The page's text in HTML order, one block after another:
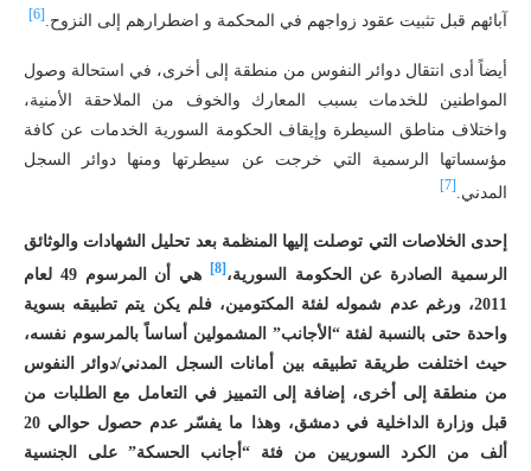
آبائهم قبل تثبيت عقود زواجهم في المحكمة و اضطرارهم إلى النزوح. [6]
أيضاً أدى انتقال دوائر النفوس من منطقة إلى أخرى، في استحالة وصول
المواطنين للخدمات بسبب المعارك والخوف من الملاحقة الأمنية،
واختلاف مناطق السيطرة وإيقاف الحكومة السورية الخدمات عن كافة
مؤسساتها الرسمية التي خرجت عن سيطرتها ومنها دوائر السجل
المدني.
إحدى الخلاصات التي توصلت إليها المنظمة بعد تحليل الشهادات والوثائق
الرسمية الصادرة عن الحكومة السورية، [8]
هي أن المرسوم 49 لعام
2011، ورغم عدم شموله لفئة المكتومين، فلم يكن يتم تطبيقه بسوية
واحدة حتى بالنسبة لفئة “الأجانب” المشمولين أساساً بالمرسوم نفسه،
حيث اختلفت طريقة تطبيقه بين أمانات السجل المدني/دوائر النفوس
من منطقة إلى أخرى، إضافة إلى التمييز في التعامل مع الطلبات من
قبل وزارة الداخلية في دمشق، وهذا ما يفسّر عدم حصول حوالي 20
ألف من الكرد السوريين من فئة “أجانب الحسكة” على الجنسية